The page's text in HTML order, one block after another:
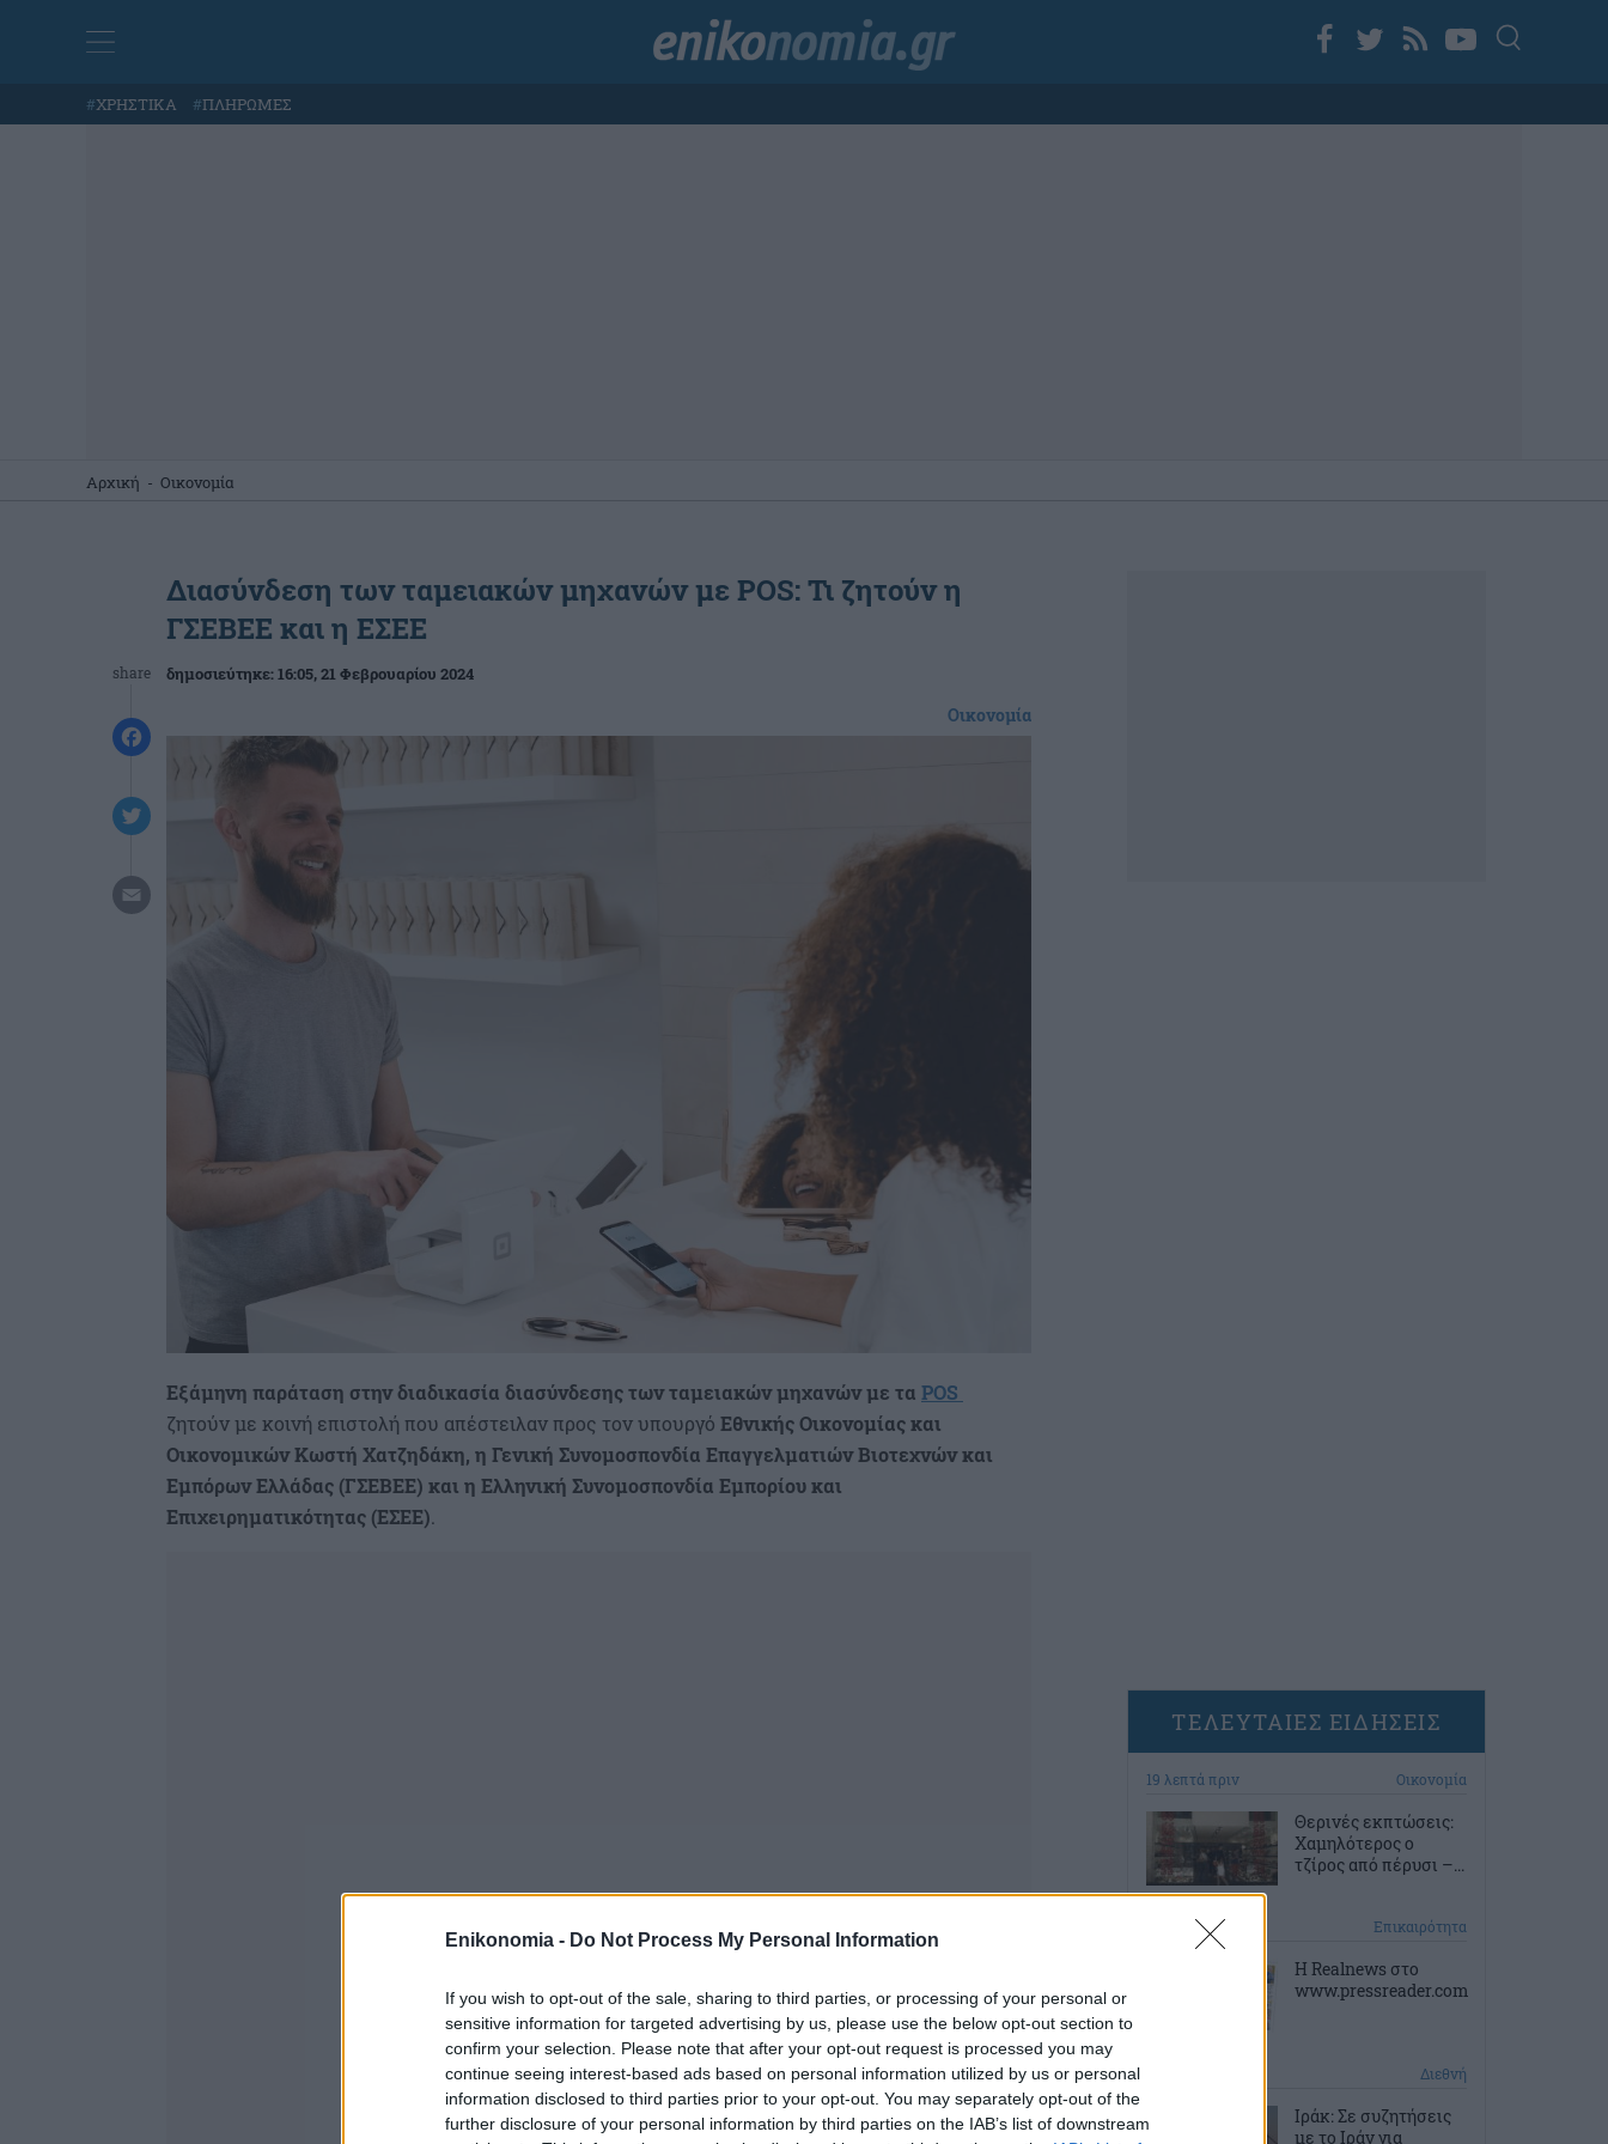
Enikonomia - Do Not Process My Personal Information
If you wish to opt-out of the sale, sharing to third parties, or processing of your personal or
sensitive information for targeted advertising by us, please use the below opt-out section to
confirm your selection. Please note that after your opt-out request is processed you may
continue seeing interest-based ads based on personal information utilized by us or personal
information disclosed to third parties prior to your opt-out. You may separately opt-out of the
further disclosure of your personal information by third parties on the IAB’s list of downstream
#ΧΡΗΣΤΙΚΑ #ΠΛΗΡΩΜΕΣ
Αρχική - Οικονομία
share
Διασύνδεση των ταμειακών μηχανών με POS: Τι ζητούν η
ΓΣΕΒΕΕ και η ΕΣΕΕ
δημοσιεύτηκε:16:05, 21 Φεβρουαρίου 2024
Οικονομία
Εξάμηνη παράταση στην διαδικασία διασύνδεσης των ταμειακών μηχανών με τα POS
ζητούν με κοινή επιστολή που απέστειλαν προς τον υπουργό Εθνικής Οικονομίας και
Οικονομικών Κωστή Χατζηδάκη, η Γενική Συνομοσπονδία Επαγγελματιών Βιοτεχνών και
Εμπόρων Ελλάδας (ΓΣΕΒΕΕ) και η Ελληνική Συνομοσπονδία Εμπορίου και
Επιχειρηματικότητας (ΕΣΕΕ).
ΤΕΛΕΥΤΑΙΕΣ ΕΙΔΗΣΕΙΣ
19 λεπτά πριν Οικονομία
Θερινές εκπτώσεις:
Χαμηλότερος ο
τζίρος από πέρυσι –...
29 λεπτά πριν Επικαιρότητα
Η Realnews στο
www.pressreader.com
Διεθνή
Ιράκ: Σε συζητήσεις
με το Ιράν για